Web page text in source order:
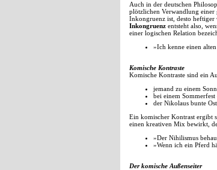
Auch in der deutschen
plötzlichen Verwandlung einer
Inkongruenz ist, desto heftiger
Inkongruenz entsteht also,
einer logischen Relation
»Ich kenne einen
Komische Kontraste
Komische Kontraste sind ein
jemand zu einem
bei einem
der Nikolaus bunte
Ein komischer Kontrast ergibt
einen kreativen Mix bewirkt,
»Der Nihilismus
»Wenn ich ein Pferd
Der komische Außenseiter